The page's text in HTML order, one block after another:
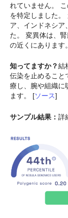
れていません。
を特定しました
ア、インドネシア
た。 変異体は、
の近くにあります。
知ってますか？結
伝染を止めること
療し、腕や組織に
ます。 [ソース]
サンプル結果： 詳